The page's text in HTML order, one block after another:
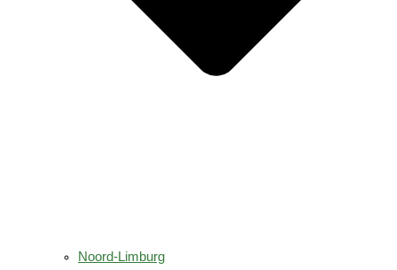
Noord-Limburg